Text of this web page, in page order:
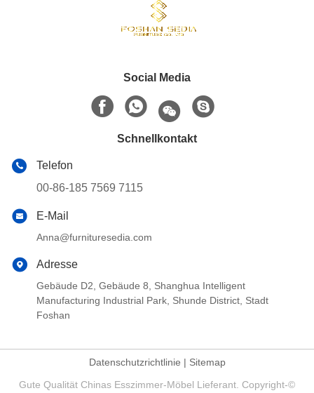
Social Media
Schnellkontakt
Telefon
00-86-185 7569 7115
E-Mail
Anna@furnituresedia.com
Adresse
Gebäude D2, Gebäude 8, Shanghua Intelligent
Manufacturing Industrial Park, Shunde District, Stadt
Foshan
Datenschutzrichtlinie | Sitemap
Gute Qualität Chinas Esszimmer-Möbel Lieferant. Copyright-©